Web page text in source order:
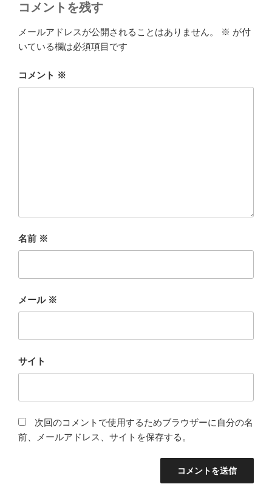
コメントを残す
メールアドレスが公開されることはありません。 ※ が付
いている欄は必須項目です
コメント ※
名前 ※
メール ※
サイト
次回のコメントで使用するためブラウザーに自分の名
前、メールアドレス、サイトを保存する。